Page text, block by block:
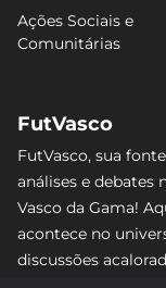
Ações Sociais e
Comunitárias
FutVasco
FutVasco, sua
análises e debates
Vasco da Gama!
acontece no
discussões